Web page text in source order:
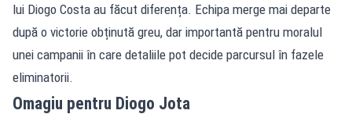
lui Diogo Costa au făcut diferența. Echipa merge mai departe
după o victorie obținută greu, dar importantă pentru moralul
unei campanii în care detaliile pot decide parcursul în fazele
eliminatorii.
Omagiu pentru Diogo Jota